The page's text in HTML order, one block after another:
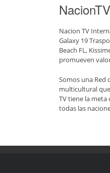
Nacion TV
Galaxy 19
Beach FL,
promueven
Somos una Red
multicultural
TV tiene la meta
todas las